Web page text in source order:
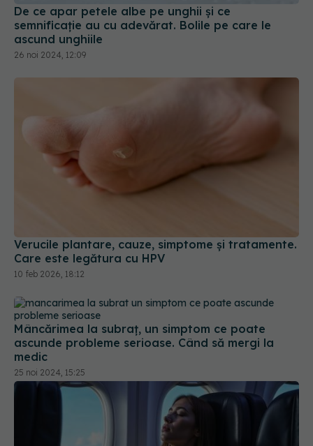
De ce apar petele albe pe unghii și ce
semnificație au cu adevărat. Bolile pe care le
ascund unghiile
26 noi 2024, 12:09
Verucile plantare, cauze, simptome și tratamente.
Care este legătura cu HPV
10 feb 2026, 18:12
Mâncărimea la subraț, un simptom ce poate
ascunde probleme serioase. Când să mergi la
medic
25 noi 2024, 15:25